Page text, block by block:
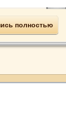
полностью